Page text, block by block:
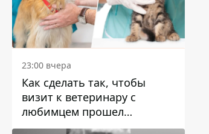
23:00 вчера
Как сделать так, чтобы
визит к ветеринару с
любимцем прошел
спокойно: простые советы